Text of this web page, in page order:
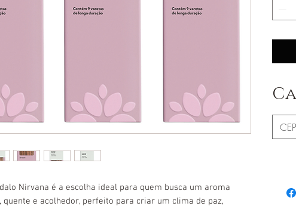
Nirvana é a escolha ideal para quem busca um aroma
quente e acolhedor, perfeito para criar um clima de paz,